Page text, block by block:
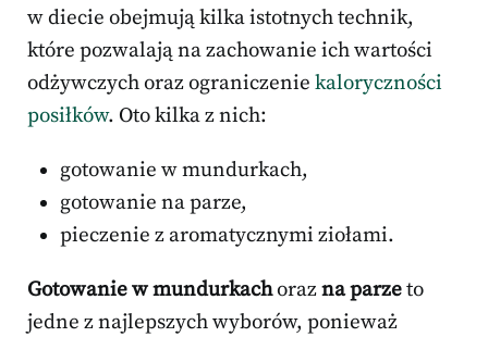
w diecie obejmują kilka istotnych technik,
które pozwalają na zachowanie ich wartości
odżywczych oraz ograniczenie kaloryczności
posiłków. Oto kilka z nich:
gotowanie w mundurkach,
gotowanie na parze,
pieczenie z aromatycznymi ziołami.
Gotowanie w mundurkachorazna parzeto
jedne z najlepszych wyborów, ponieważ